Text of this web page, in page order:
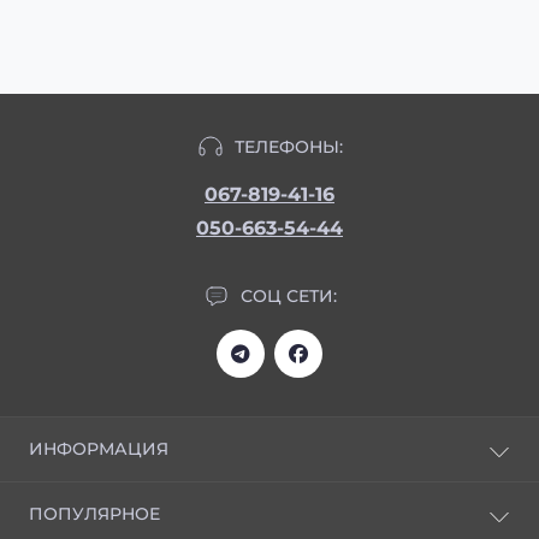
ТЕЛЕФОНЫ:
067-819-41-16
050-663-54-44
СОЦ СЕТИ:
ИНФОРМАЦИЯ
Отзывы
ПОПУЛЯРНОЕ